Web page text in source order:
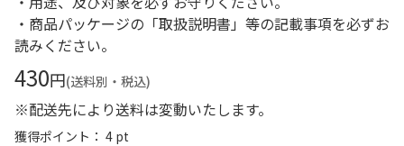
・商品パッケージの「取扱説明書」等の記載事項を必ずお
読みください。
430円(送料別・税込)
※配送先により送料は変動いたします。
獲得ポイント： 4 pt